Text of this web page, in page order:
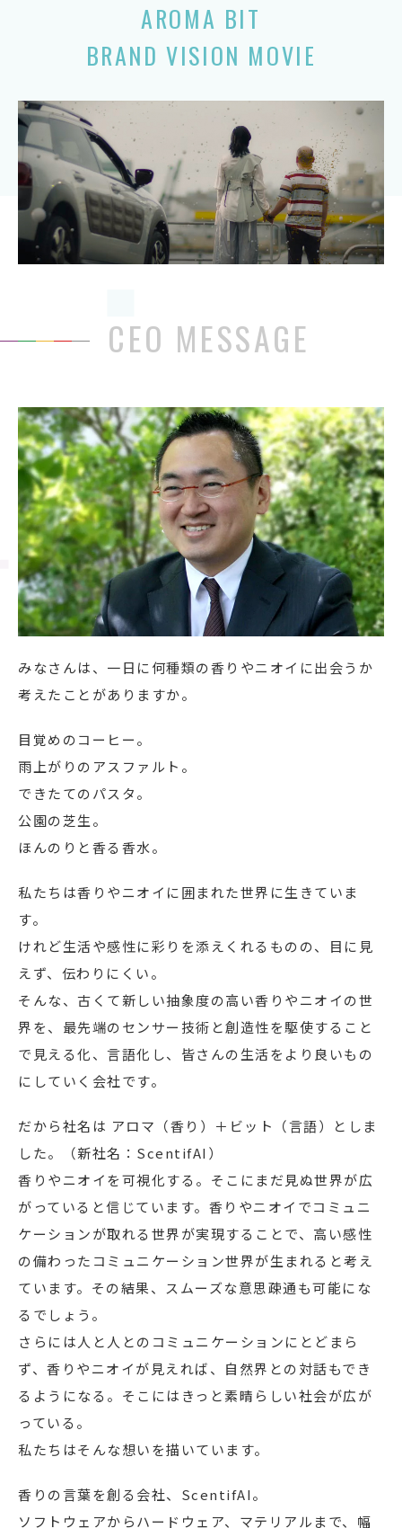
AROMA BIT
BRAND VISION MOVIE
CEO MESSAGE
みなさんは、一日に何種類の香りやニオイに出会うか
考えたことがありますか。
目覚めのコーヒー。
雨上がりのアスファルト。
できたてのパスタ。
公園の芝生。
ほんのりと香る香水。
私たちは香りやニオイに囲まれた世界に生きていま
す。
けれど生活や感性に彩りを添えくれるものの、目に見
えず、伝わりにくい。
そんな、古くて新しい抽象度の高い香りやニオイの世
界を、最先端のセンサー技術と創造性を駆使すること
で見える化、言語化し、皆さんの生活をより良いもの
にしていく会社です。
だから社名は アロマ（香り）＋ビット（言語）としま
した。（新社名：ScentifAI）
香りやニオイを可視化する。そこにまだ見ぬ世界が広
がっていると信じています。香りやニオイでコミュニ
ケーションが取れる世界が実現することで、高い感性
の備わったコミュニケーション世界が生まれると考え
ています。その結果、スムーズな意思疎通も可能にな
るでしょう。
さらには人と人とのコミュニケーションにとどまら
ず、香りやニオイが見えれば、自然界との対話もでき
るようになる。そこにはきっと素晴らしい社会が広が
っている。
私たちはそんな想いを描いています。
香りの言葉を創る会社、ScentifAI。
ソフトウェアからハードウェア、マテリアルまで、幅